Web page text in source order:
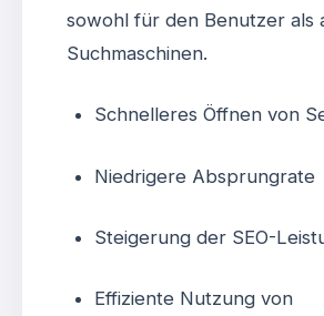
sowohl für den Benutzer als
Suchmaschinen.
Schnelleres Öffnen von
Niedrigere Absprungrate
Steigerung der SEO-
Effiziente Nutzung von